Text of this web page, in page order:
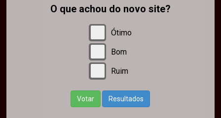
O que achou do novo site?
Ótimo
Bom
Ruim
Votar Resultados